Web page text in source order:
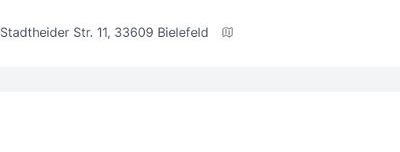
Stadtheider Str. 11, 33609 Bielefeld